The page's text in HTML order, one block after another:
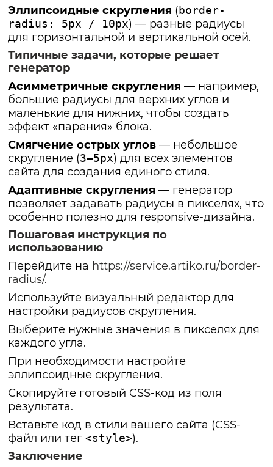
Эллипсоидные скругления (border-
radius: 5px / 10px) — разные радиусы
для горизонтальной и вертикальной осей.
Типичные задачи, которые решает
генератор
Асимметричные скругления — например,
большие радиусы для верхних углов и
маленькие для нижних, чтобы создать
эффект «парения» блока.
Смягчение острых углов — небольшое
скругление (3–5px) для всех элементов
сайта для создания единого стиля.
Адаптивные скругления — генератор
позволяет задавать радиусы в пикселях, что
особенно полезно для responsive-дизайна.
Пошаговая инструкция по
использованию
Перейдите на https://service.artiko.ru/border-
radius/.
Используйте визуальный редактор для
настройки радиусов скругления.
Выберите нужные значения в пикселях для
каждого угла.
При необходимости настройте
эллипсоидные скругления.
Скопируйте готовый CSS-код из поля
результата.
Вставьте код в стили вашего сайта (CSS-
файл или тег<style>).
Заключение